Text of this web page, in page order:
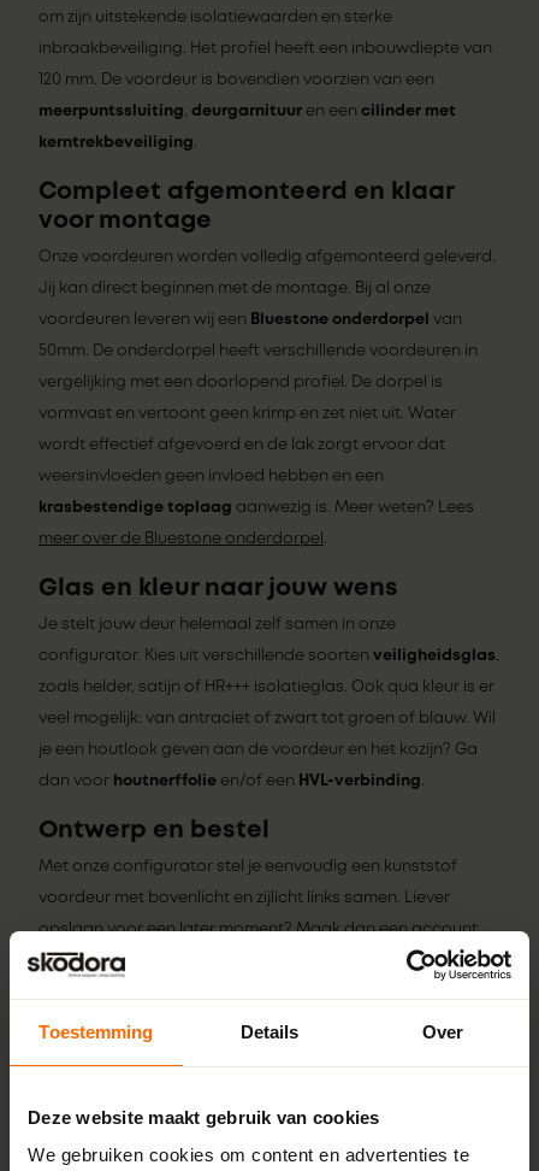
Toestemming Details Over
Deze website maakt gebruik van cookies
We gebruiken cookies om content en advertenties te
om zijn uitstekende isolatiewaarden en sterke
inbraakbeveiliging. Het profiel heeft een inbouwdiepte van
120 mm. De voordeur is bovendien voorzien van een
meerpuntssluiting deurgarnituur en een cilinder met
kerntrekbeveiliging
Compleet afgemonteerd en klaar
voor montage
Onze voordeuren worden volledig afgemonteerd geleverd.
Jij kan direct beginnen met de montage. Bij al onze
voordeuren leveren wij een Bluestone onderdorpel van
50mm. De onderdorpel heeft verschillende voordeuren in
vergelijking met een doorlopend profiel. De dorpel is
vormvast en vertoont geen krimp en zet niet uit. Water
wordt effectief afgevoerd en de lak zorgt ervoor dat
weersinvloeden geen invloed hebben en een
krasbestendige toplaag aanwezig is. Meer weten? Lees
meer over de Bluestone onderdorpel
Glas en kleur naar jouw wens
Je stelt jouw deur helemaal zelf samen in onze
configurator. Kies uit verschillende soorten veiligheidsglas
zoals helder, satijn of HR+++ isolatieglas. Ook qua kleur is er
veel mogelijk: van antraciet of zwart tot groen of blauw. Wil
je een houtlook geven aan de voordeur en het kozijn? Ga
dan voor houtnerffolie en/of een HVL-verbinding
Ontwerp en bestel
Met onze configurator stel je eenvoudig een kunststof
voordeur met bovenlicht en zijlicht links samen. Liever
opslaan voor een later moment? Maak dan een account
aan en sla de gewenste configuratie op in een project.
Uitstekende isolatiewaarden
Hoogwaardige inbraakbeveiliging